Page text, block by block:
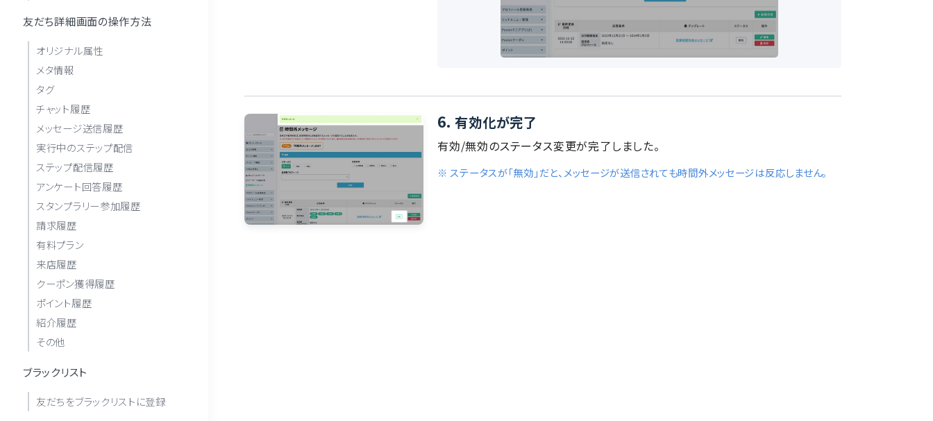
友だち詳細画面の操作方法
オリジナル属性
メタ情報
タグ
チャット履歴
メッセージ送信履歴
実行中のステップ配信
ステップ配信履歴
アンケート回答履歴
スタンプラリー参加履歴
請求履歴
有料プラン
来店履歴
クーポン獲得履歴
ポイント履歴
紹介履歴
その他
ブラックリスト
友だちをブラックリストに登録
6. 有効化が完了
有効/無効のステータス変更が完了しました。
※ ステータスが「無効」だと、メッセージが送信されても時間外メッセージは反応しません。